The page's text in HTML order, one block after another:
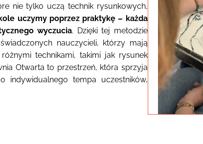
nie tylko uczą technik rysunkowych,
uczymy poprzez praktykę – każda
wyczucia. Dzięki tej metodzie
nauczycieli, którzy mają
technikami, takimi jak rysunek
Otwarta to przestrzeń, która sprzyja
indywidualnego tempa uczestników,